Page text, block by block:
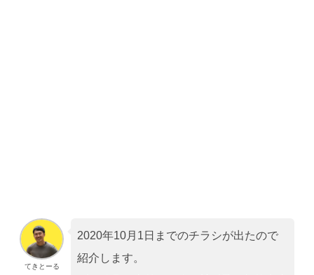
てきとーる
2020年10月1日までのチラシが出たので
紹介します。